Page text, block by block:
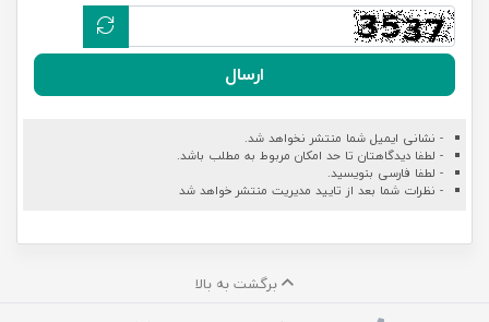
ارسال
- نشانی ایمیل شما منتشر نخواهد شد.
- لطفا دیدگاهتان تا حد امکان مربوط به مطلب باشد.
- لطفا فارسی بنویسید.
- نظرات شما بعد از تایید مدیریت منتشر خواهد شد
برگشت به بالا